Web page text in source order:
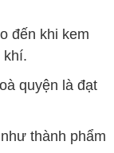
đến khi kem
khí.
quyện là đạt
thành phẩm